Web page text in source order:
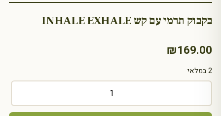
בקבוק תרמי עם קש INHALE EXHALE
₪169.00
2 במלאי
כמות
בקבוק